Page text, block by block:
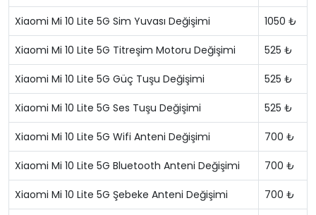
Xiaomi Mi 10 Lite 5G Sim Yuvası Değişimi 1050 ₺
Xiaomi Mi 10 Lite 5G Titreşim Motoru Değişimi 525 ₺
Xiaomi Mi 10 Lite 5G Güç Tuşu Değişimi 525 ₺
Xiaomi Mi 10 Lite 5G Ses Tuşu Değişimi 525 ₺
Xiaomi Mi 10 Lite 5G Wifi Anteni Değişimi 700 ₺
Xiaomi Mi 10 Lite 5G Bluetooth Anteni Değişimi 700 ₺
Xiaomi Mi 10 Lite 5G Şebeke Anteni Değişimi 700 ₺